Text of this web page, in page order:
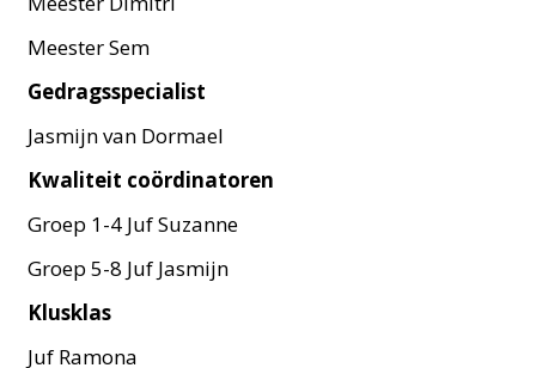
Meester Sem
Gedragsspecialist
Jasmijn van Dormael
Kwaliteit coördinatoren
Groep 1-4 Juf Suzanne
Groep 5-8 Juf Jasmijn
Klusklas
Juf Ramona